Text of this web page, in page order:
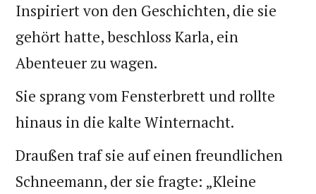
Inspiriert von den Geschichten, die sie
gehört hatte, beschloss Karla, ein
Abenteuer zu wagen.
Sie sprang vom Fensterbrett und rollte
hinaus in die kalte Winternacht.
Draußen traf sie auf einen freundlichen
Schneemann, der sie fragte: „Kleine